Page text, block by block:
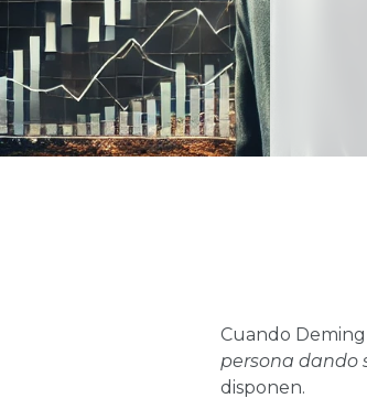
Cuando
persona dando
disponen.